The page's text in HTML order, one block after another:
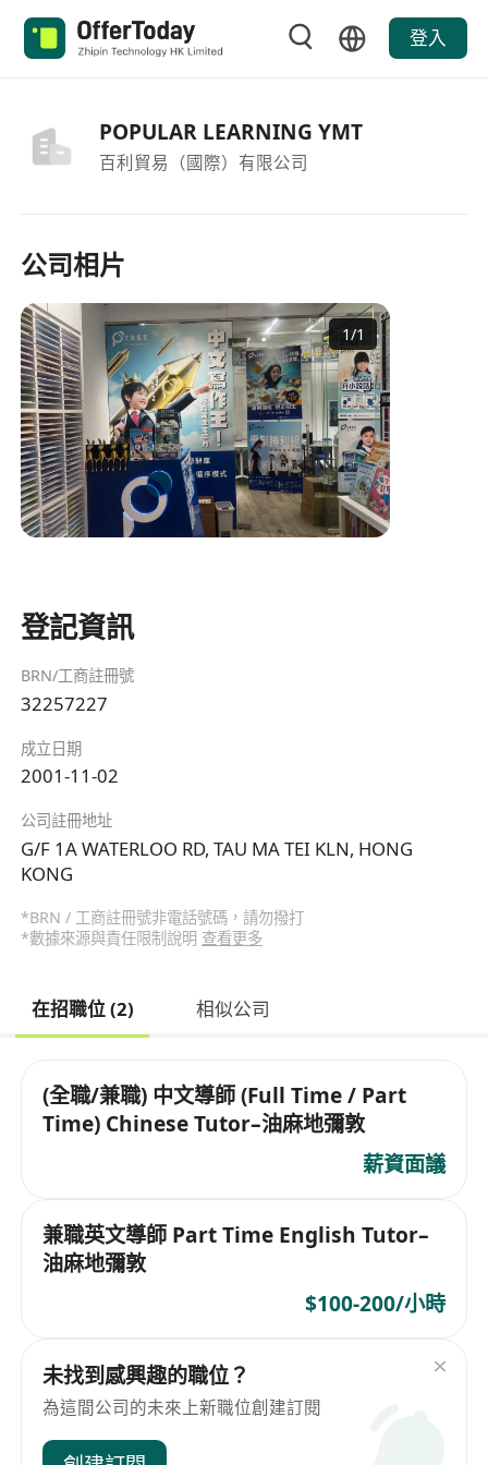
登入
POPULAR LEARNING YMT
百利貿易（國際）有限公司
公司相片
1/1
登記資訊
BRN/工商註冊號
32257227
成立日期
2001-11-02
公司註冊地址
G/F 1A WATERLOO RD, TAU MA TEI KLN, HONG
KONG
*BRN / 工商註冊號非電話號碼，請勿撥打
*數據來源與責任限制說明 查看更多
在招職位 (2) 相似公司
(全職/兼職) 中文導師 (Full Time / Part
Time) Chinese Tutor–油麻地彌敦
薪資面議
兼職英文導師 Part Time English Tutor–
油麻地彌敦
$100-200/小時
未找到感興趣的職位？
為這間公司的未來上新職位創建訂閱